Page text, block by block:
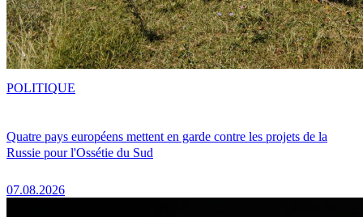
Quatre pays européens mettent en garde contre les projets de la
Russie pour l'Ossétie du Sud
07.08.2026
POLITIQUE